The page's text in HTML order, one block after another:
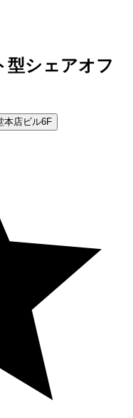
型シェアオフ
本店ビル6F